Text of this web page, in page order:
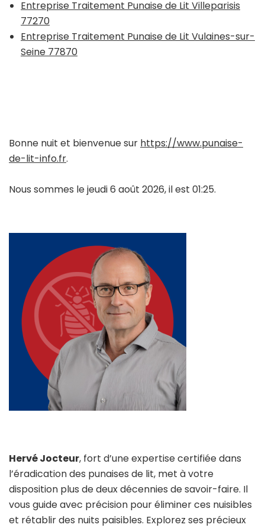
Entreprise Traitement Punaise de Lit Villeparisis
77270
Entreprise Traitement Punaise de Lit Vulaines-sur-
Seine 77870
Bonne nuit et bienvenue sur https://www.punaise-
de-lit-info.fr.
Nous sommes le jeudi 6 août 2026, il est 01:25.
Hervé Jocteur, fort d’une expertise certifiée dans
l’éradication des punaises de lit, met à votre
disposition plus de deux décennies de savoir-faire. Il
vous guide avec précision pour éliminer ces nuisibles
et rétablir des nuits paisibles. Explorez ses précieux